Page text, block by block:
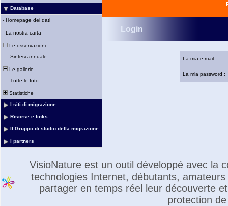
Database
- Homepage dei dati
- La nostra carta
Le osservazioni
- Sintesi annuale
Le gallerie
- Tutte le foto
Statistiche
I siti di migrazione
Risorse e links
Il Gruppo di studio della migrazione
I partners
Login
La mia e-mail :
La mia password :
VisioNature est un outil développé avec la
technologies Internet, débutants,
partager en temps réel leur découverte
protection